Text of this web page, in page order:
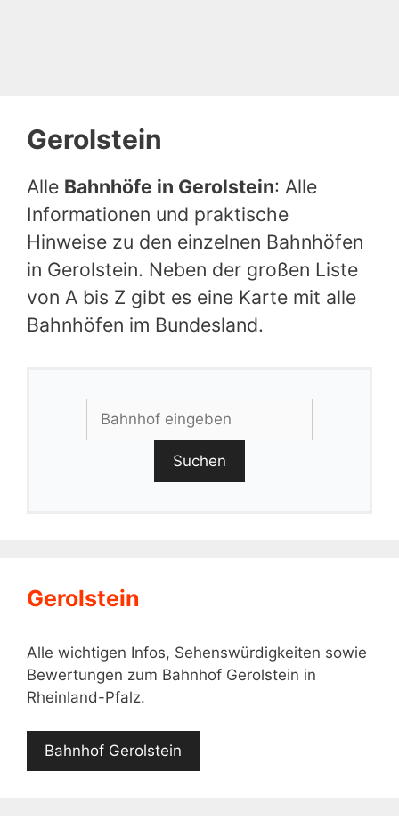
Gerolstein
Alle Bahnhöfe in Gerolstein: Alle
Informationen und praktische
Hinweise zu den einzelnen Bahnhöfen
in Gerolstein. Neben der großen Liste
von A bis Z gibt es eine Karte mit alle
Bahnhöfen im Bundesland.
Suchen
Gerolstein
Alle wichtigen Infos, Sehenswürdigkeiten sowie
Bewertungen zum Bahnhof Gerolstein in
Rheinland-Pfalz.
Bahnhof Gerolstein